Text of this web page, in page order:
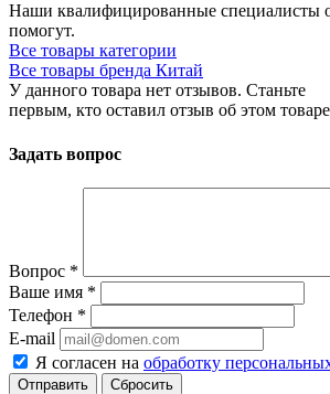
Наши квалифицированные специалисты
помогут.
Все товары категории
Все товары бренда Китай
У данного товара нет отзывов. Станьте
первым, кто оставил отзыв об этом
Задать вопрос
Вопрос *
Ваше имя *
Телефон *
E-mail
Я согласен на обработку
Сбросить